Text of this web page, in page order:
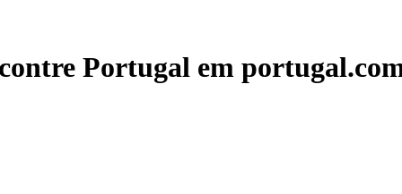
Portugal em